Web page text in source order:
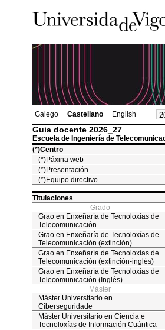
Galego Castellano English
Guia docente 2026_27
Escuela de Ingeniería de
(*)Centro
(*)Páxina web
(*)Presentación
(*)Equipo directivo
Titulaciones
Grado
Grao en Enxeñaría de Tecnoloxías de
Telecomunicación
Grao en Enxeñaría de Tecnoloxías de
Telecomunicación (extinción)
Grao en Enxeñaría de Tecnoloxías de
Telecomunicación (extinción-inglés)
Grao en Enxeñaría de Tecnoloxías de
Telecomunicación (Inglés)
Máster
Máster Universitario en
Ciberseguridade
Máster Universitario en Ciencia e
Tecnoloxías de Información Cuántica